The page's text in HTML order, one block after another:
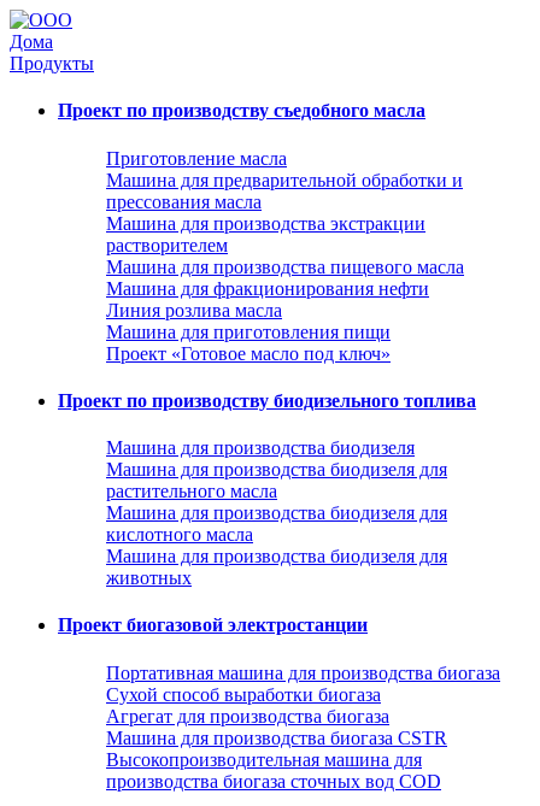
Дома
Продукты
Проект по производству съедобного масла
Приготовление масла
Машина для предварительной обработки и
прессования масла
Машина для производства экстракции
растворителем
Машина для производства пищевого масла
Машина для фракционирования нефти
Линия розлива масла
Машина для приготовления пищи
Проект «Готовое масло под ключ»
Проект по производству биодизельного топлива
Машина для производства биодизеля
Машина для производства биодизеля для
растительного масла
Машина для производства биодизеля для
кислотного масла
Машина для производства биодизеля для
животных
Проект биогазовой электростанции
Портативная машина для производства биогаза
Сухой способ выработки биогаза
Агрегат для производства биогаза
Машина для производства биогаза CSTR
Высокопроизводительная машина для
производства биогаза сточных вод COD